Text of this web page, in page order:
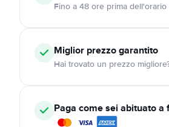
Fino a 48 ore prima
Miglior prezzo garantito
Hai trovato un prezzo
Paga come sei abituato a